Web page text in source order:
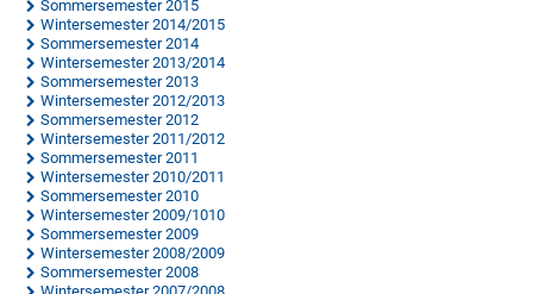
Sommersemester 2015
Wintersemester 2014/2015
Sommersemester 2014
Wintersemester 2013/2014
Sommersemester 2013
Wintersemester 2012/2013
Sommersemester 2012
Wintersemester 2011/2012
Sommersemester 2011
Wintersemester 2010/2011
Sommersemester 2010
Wintersemester 2009/1010
Sommersemester 2009
Wintersemester 2008/2009
Sommersemester 2008